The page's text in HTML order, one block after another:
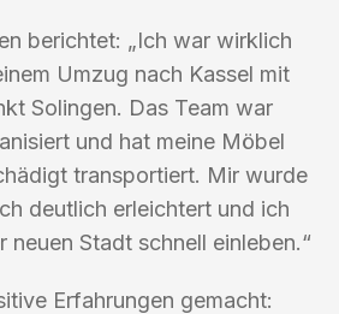
berichtet: „Ich war wirklich
Umzug nach Kassel mit
Solingen. Das Team war
und hat meine Möbel
transportiert. Mir wurde
deutlich erleichtert und ich
neuen Stadt schnell einleben.“
Erfahrungen gemacht: